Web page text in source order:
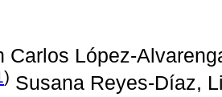
Carlos López-
) Susana Reyes-Díaz,